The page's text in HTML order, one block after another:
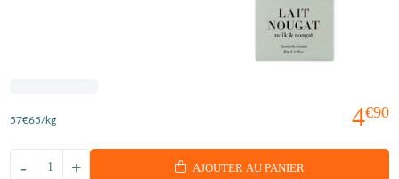
4€90
57€65/kg
+
- AJOUTER AU PANIER